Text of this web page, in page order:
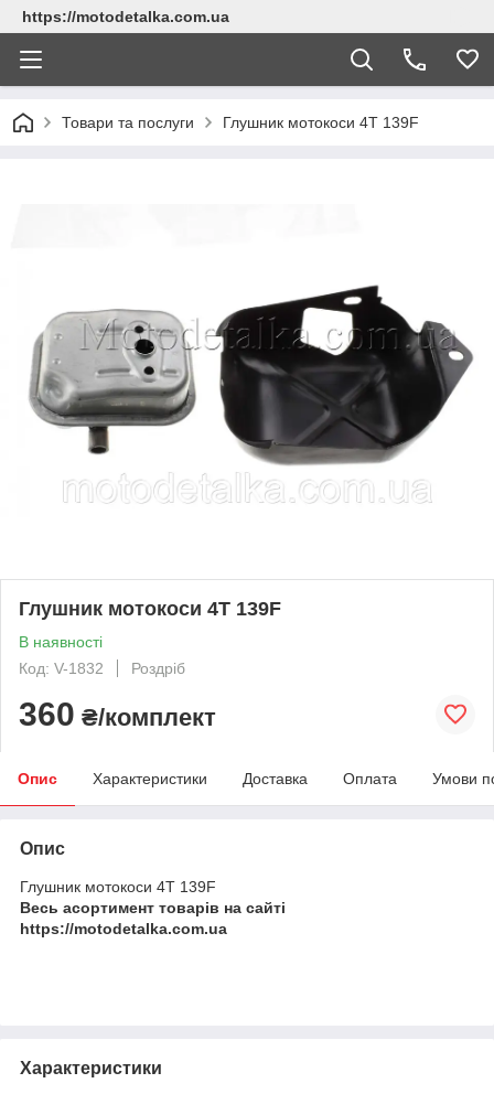
https://motodetalka.com.ua
Товари та послуги Глушник мотокоси 4T 139F
Глушник мотокоси 4T 139F
В наявності
Код: V-1832
Роздріб
360 ₴/комплект
Опис Характеристики Доставка Оплата Умови
Опис
Глушник мотокоси 4T 139F
Весь асортимент товарів на сайті
https://motodetalka.com.ua
Характеристики